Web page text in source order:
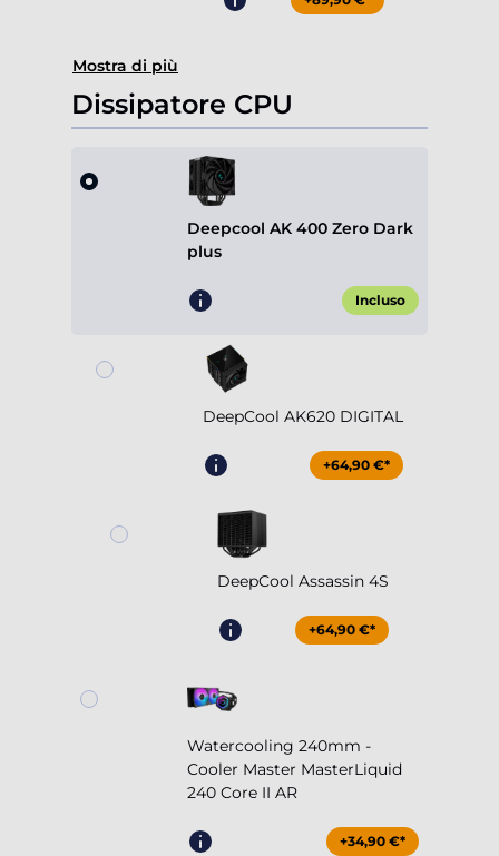
Mostra di più
Dissipatore CPU
Deepcool AK 400 Zero Dark
plus
Incluso
DeepCool AK620 DIGITAL
+64,90 €*
DeepCool Assassin 4S
+64,90 €*
Watercooling 240mm -
Cooler Master MasterLiquid
240 Core II AR
+34,90 €*